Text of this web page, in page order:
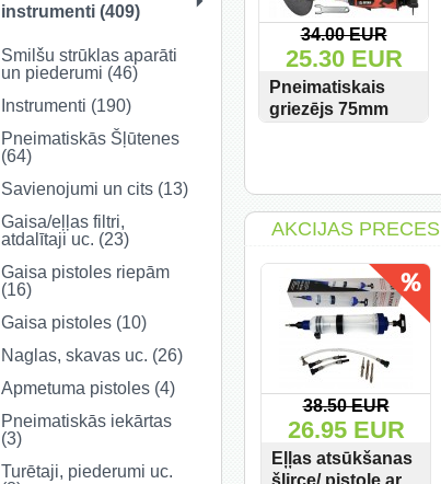
instrumenti (409)
Smilšu strūklas aparāti
un piederumi (46)
Instrumenti (190)
Pneimatiskās Šļūtenes
(64)
Savienojumi un cits (13)
Gaisa/eļļas filtri,
atdalītaji uc. (23)
Gaisa pistoles riepām
(16)
Gaisa pistoles (10)
Naglas, skavas uc. (26)
Apmetuma pistoles (4)
Pneimatiskās iekārtas
(3)
Turētaji, piederumi uc.
34.00 EUR
25.30 EUR
Pneimatiskais
griezējs 75mm
AKCIJAS PRECES
38.50 EUR
26.95 EUR
Eļļas atsūkšanas
šļirce/ pistole ar